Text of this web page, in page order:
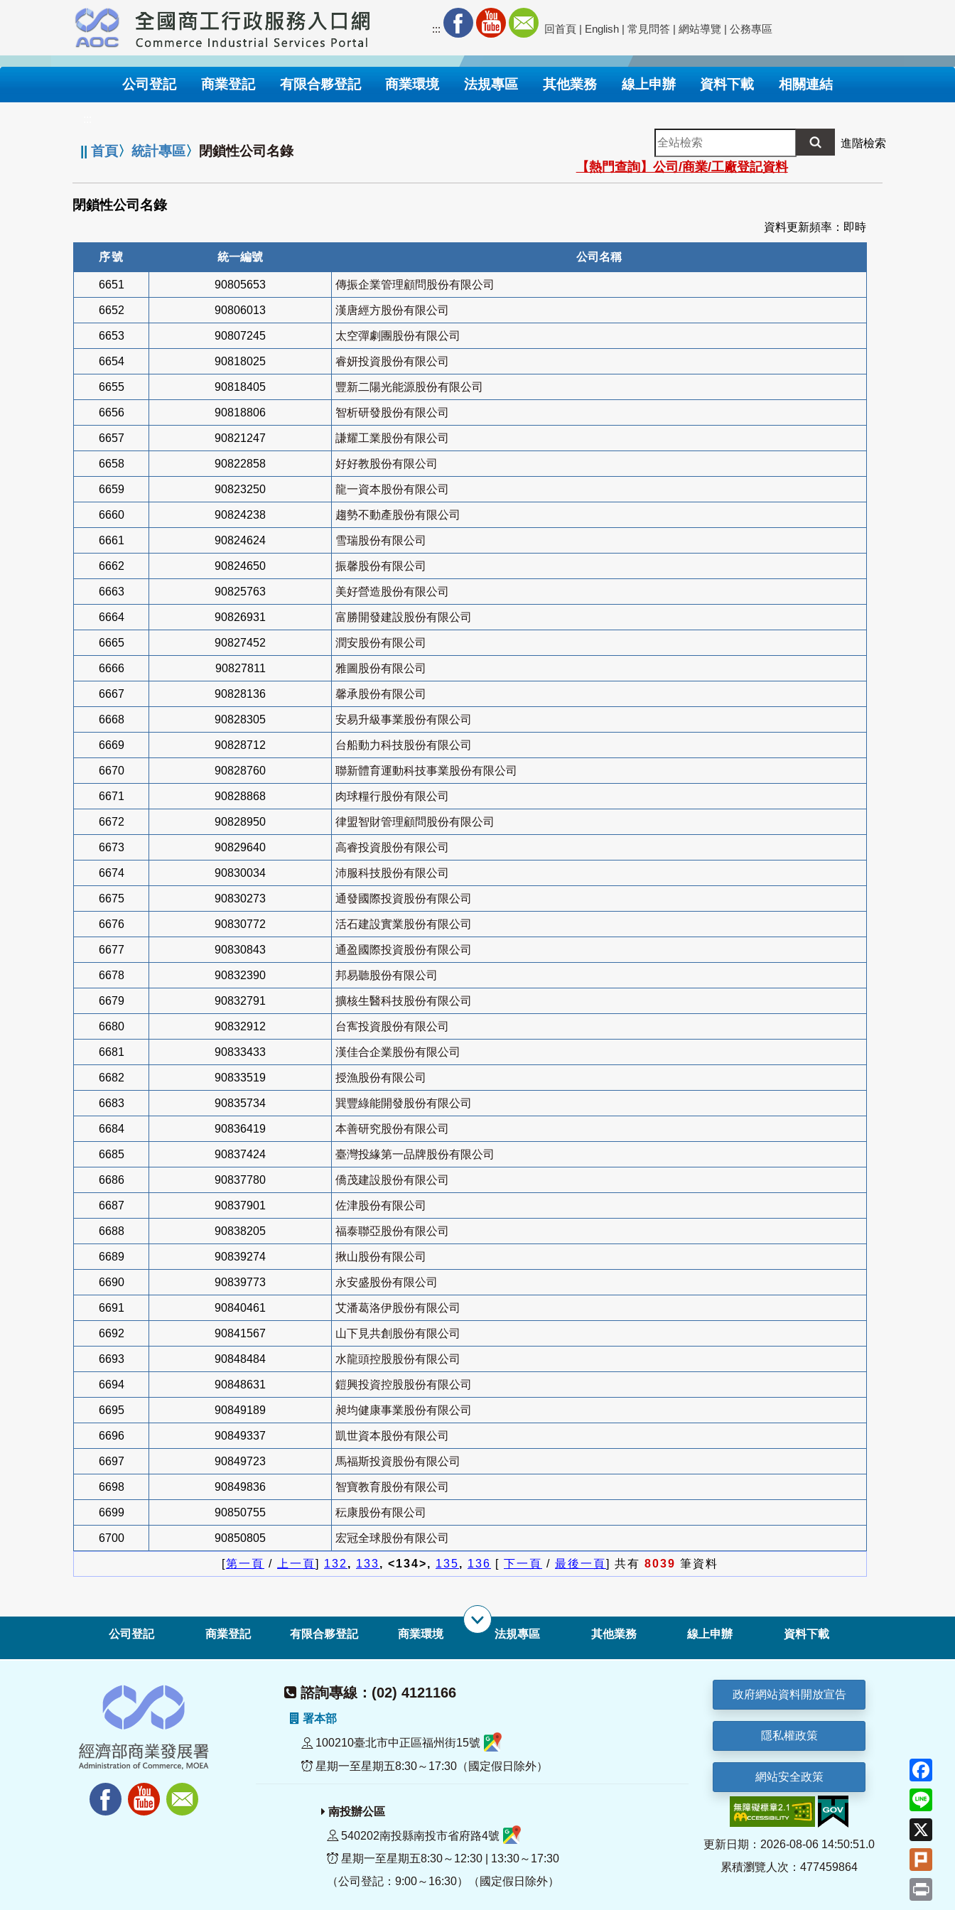
要
內
::: 回首頁 | English | 常見問答 | 網站導覽 | 公務專區
公司登記 商業登記 有限合夥登記 商業環境 法規專區 其他業務 線上申辦 資料下載 相關連結
||首頁〉統計專區〉 閉鎖性公司名錄
全
站
檢
索
進階檢索
【熱門查詢】公司/商業/工廠登記資料
閉鎖性公司名錄
資料更新頻率：即時
序號 統一編號 公司名稱
6651 90805653 傳振企業管理顧問股份有限公司
6652 90806013 漢唐經方股份有限公司
6653 90807245 太空彈劇團股份有限公司
6654 90818025 睿妍投資股份有限公司
6655 90818405 豐新二陽光能源股份有限公司
6656 90818806 智析研發股份有限公司
6657 90821247 謙耀工業股份有限公司
6658 90822858 好好教股份有限公司
6659 90823250 龍一資本股份有限公司
6660 90824238 趨勢不動產股份有限公司
6661 90824624 雪瑞股份有限公司
6662 90824650 振馨股份有限公司
6663 90825763 美好營造股份有限公司
6664 90826931 富勝開發建設股份有限公司
6665 90827452 潤安股份有限公司
6666 90827811 雅圖股份有限公司
6667 90828136 馨承股份有限公司
6668 90828305 安易升級事業股份有限公司
6669 90828712 台船動力科技股份有限公司
6670 90828760 聯新體育運動科技事業股份有限公司
6671 90828868 肉球糧行股份有限公司
6672 90828950 律盟智財管理顧問股份有限公司
6673 90829640 高睿投資股份有限公司
6674 90830034 沛服科技股份有限公司
6675 90830273 通發國際投資股份有限公司
6676 90830772 活石建設實業股份有限公司
6677 90830843 通盈國際投資股份有限公司
6678 90832390 邦易聽股份有限公司
6679 90832791 擴核生醫科技股份有限公司
6680 90832912 台寯投資股份有限公司
6681 90833433 漢佳合企業股份有限公司
6682 90833519 授漁股份有限公司
6683 90835734 巽豐綠能開發股份有限公司
6684 90836419 本善研究股份有限公司
6685 90837424 臺灣投緣第一品牌股份有限公司
6686 90837780 僑茂建設股份有限公司
6687 90837901 佐津股份有限公司
6688 90838205 福泰聯亞股份有限公司
6689 90839274 揪山股份有限公司
6690 90839773 永安盛股份有限公司
6691 90840461 艾潘葛洛伊股份有限公司
6692 90841567 山下見共創股份有限公司
6693 90848484 水龍頭控股股份有限公司
6694 90848631 鎧興投資控股股份有限公司
6695 90849189 昶均健康事業股份有限公司
6696 90849337 凱世資本股份有限公司
6697 90849723 馬福斯投資股份有限公司
6698 90849836 智寶教育股份有限公司
6699 90850755 秐康股份有限公司
6700 90850805 宏冠全球股份有限公司
[第一頁 / 上一頁] 132, 133, <134>, 135, 136 [ 下一頁 / 最後一頁] 共有 8039 筆資料
公司登記 商業登記 有限合夥登記 商業環境 法規專區 其他業務 線上申辦 資料下載
諮詢專線：(02) 4121166
署本部
100210臺北市中正區福州街15號
星期一至星期五8:30～17:30（國定假日除外）
南投辦公區
540202南投縣南投市省府路4號
星期一至星期五8:30～12:30 | 13:30～17:30
（公司登記：9:00～16:30）（國定假日除外）
政府網站資料開放宣告
隱私權政策
網站安全政策
更新日期：2026-08-06 14:50:51.0
累積瀏覽人次：477459864